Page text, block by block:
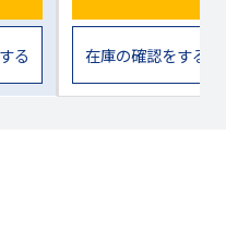
る 在庫の確認をする